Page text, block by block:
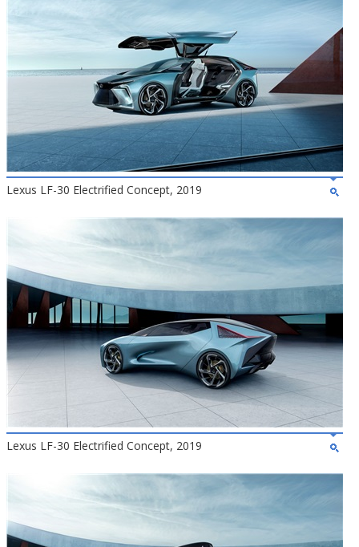
Lexus LF-30 Electrified Concept, 2019
Lexus LF-30 Electrified Concept, 2019